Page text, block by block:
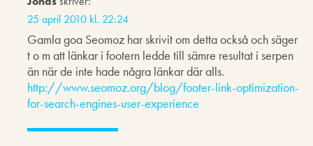
25 april 2010 kl. 22:24
Gamla goa Seomoz har skrivit om detta också och säger
t o m att länkar i footern ledde till sämre resultat i serpen
än när de inte hade några länkar där alls.
http://www.seomoz.org/blog/footer-link-optimization-
for-search-engines-user-experience